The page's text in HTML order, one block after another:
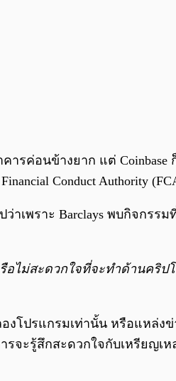
ค่อนข้างยาก แต่
Conduct Authority
ว่าเพราะ Barclays พบกิจก
อไม่สะดวกใจที่จะทำด้านคริป
งโปรแกรมเท่านั้น หรือแหล่
รจะรู้สึกสะดวกใจกับเหรียญเ